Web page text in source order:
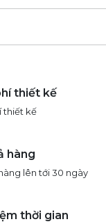
thiết kế
thiết kế
hàng
lên tới 30 ngày
thời gian